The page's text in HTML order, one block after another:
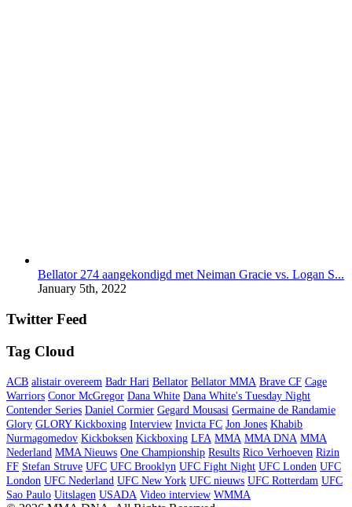
Bellator 274 aangekondigd met Neiman Gracie vs. Logan S...
January 5th, 2022
Twitter Feed
Tag Cloud
ACB alistair overeem Badr Hari Bellator Bellator MMA Brave CF Cage
Warriors Conor McGregor Dana White Dana White's Tuesday Night
Contender Series Daniel Cormier Gegard Mousasi Germaine de Randamie
Glory GLORY Kickboxing Interview Invicta FC Jon Jones Khabib
Nurmagomedov Kickboksen Kickboxing LFA MMA MMA DNA MMA
Nederland MMA Nieuws One Championship Results Rico Verhoeven Rizin
FF Stefan Struve UFC UFC Brooklyn UFC Fight Night UFC Londen UFC
London UFC Nederland UFC New York UFC nieuws UFC Rotterdam UFC
Sao Paulo Uitslagen USADA Video interview WMMA